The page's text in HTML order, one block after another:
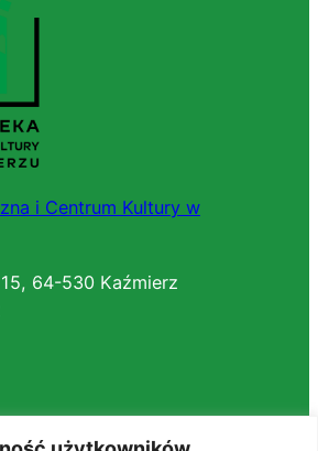
i Centrum Kultury w
64-530 Kaźmierz